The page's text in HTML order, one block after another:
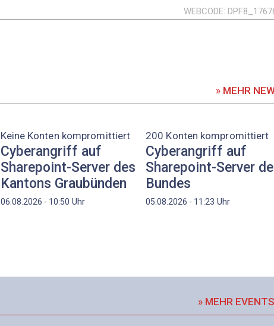
WEBCODE
» MEHR
Keine Konten kompromittiert
Cyberangriff auf
Sharepoint-Server des
Kantons Graubünden
06.08.2026 - 10:50 Uhr
200 Konten kompromittiert
Cyberangriff auf
Sharepoint-Server
Bundes
05.08.2026 - 11:23 Uhr
» MEHR